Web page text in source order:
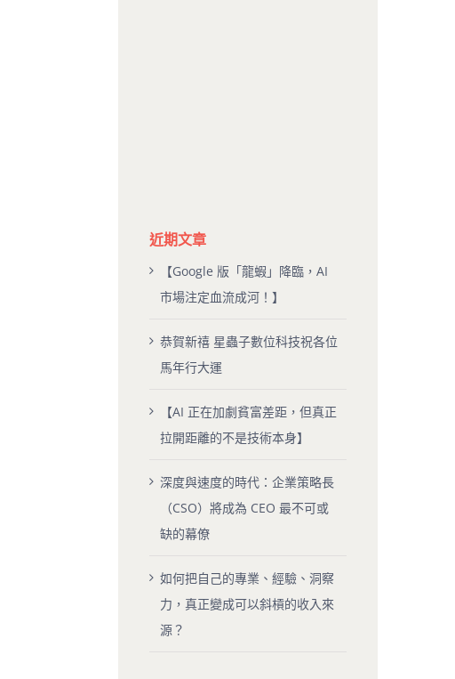
近期文章
【Google 版「龍蝦」降臨，AI
市場注定血流成河！】
恭賀新禧 星蟲子數位科技祝各位
馬年行大運
【AI 正在加劇貧富差距，但真正
拉開距離的不是技術本身】
深度與速度的時代：企業策略長
（CSO）將成為 CEO 最不可或
缺的幕僚
如何把自己的專業、經驗、洞察
力，真正變成可以斜槓的收入來
源？